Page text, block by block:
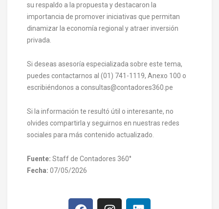
su respaldo a la propuesta y destacaron la
importancia de promover iniciativas que permitan
dinamizar la economía regional y atraer inversión
privada.
Si deseas asesoría especializada sobre este tema,
puedes contactarnos al (01) 741-1119, Anexo 100 o
escribiéndonos a consultas@contadores360.pe
Si la información te resultó útil o interesante, no
olvides compartirla y seguirnos en nuestras redes
sociales para más contenido actualizado.
Fuente: Staff de Contadores 360°
Fecha: 07/05/2026